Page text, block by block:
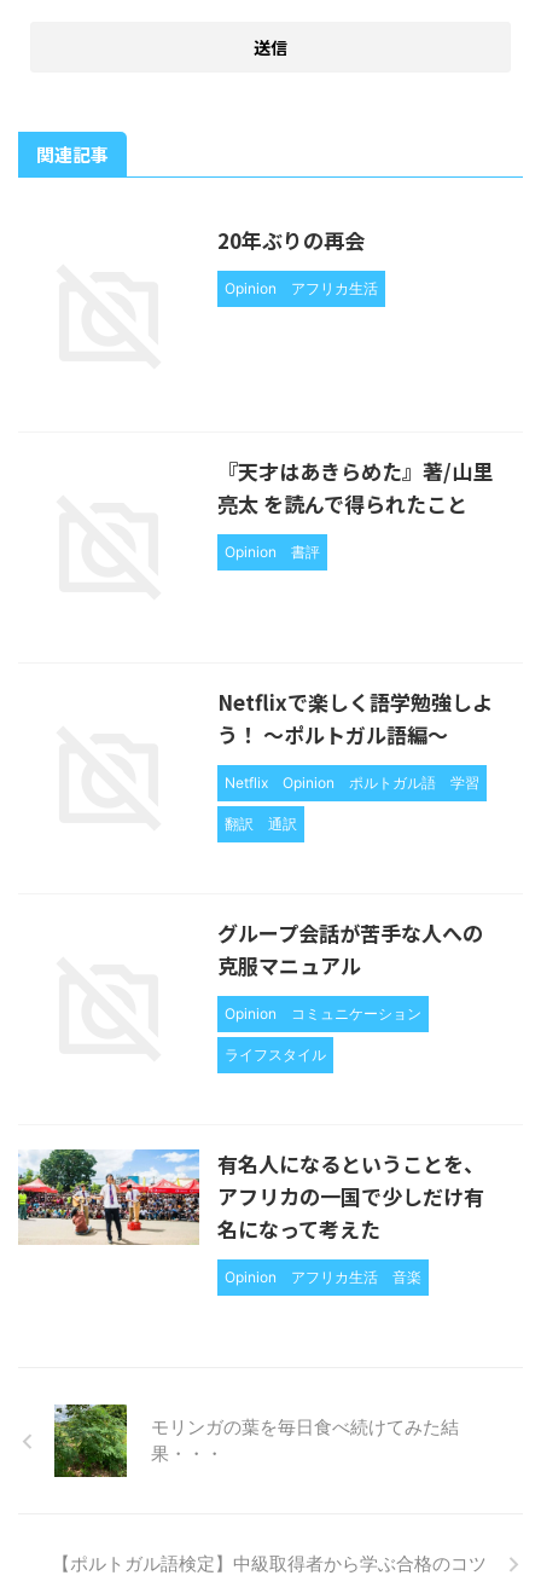
関連記事
20年ぶりの再会
Opinion アフリカ生活
『天才はあきらめた』著/山里
亮太 を読んで得られたこと
Opinion 書評
Netflixで楽しく語学勉強しよ
う！ 〜ポルトガル語編〜
Netflix Opinion ポルトガル語 学習
翻訳 通訳
グループ会話が苦手な人への
克服マニュアル
Opinion コミュニケーション
ライフスタイル
有名人になるということを、
アフリカの一国で少しだけ有
名になって考えた
Opinion アフリカ生活 音楽
モリンガの葉を毎日食べ続けてみた結
果・・・
【ポルトガル語検定】中級取得者から学ぶ合格のコツ